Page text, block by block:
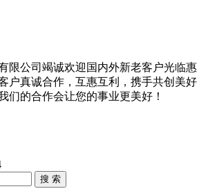
限公司竭诚欢迎国内外新老客户光临惠
户真诚合作，互惠互利，携手共创美好
们的合作会让您的事业更美好！